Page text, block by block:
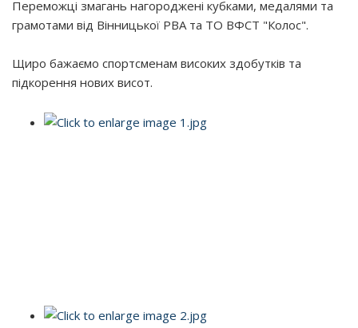
Переможці змагань нагороджені кубками, медалями та
грамотами від Вінницької РВА та ТО ВФСТ "Колос".
Щиро бажаємо спортсменам високих здобутків та
підкорення нових висот.